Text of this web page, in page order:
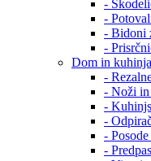
-
-
- Bidoni
-
Dom in kuhinja
-
- Noži
-
-
-
-